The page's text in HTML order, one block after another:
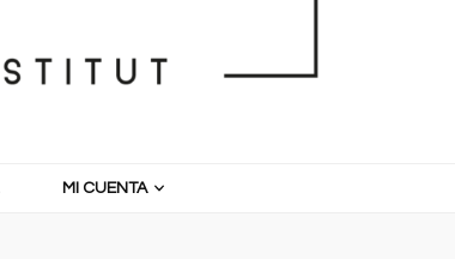
MI CUENTA